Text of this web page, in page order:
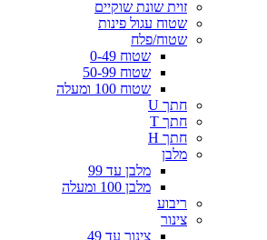
זוית שונת שוקיים
שטוח עגול פינות
שטוח/פלח
שטוח 0-49
שטוח 50-99
שטוח 100 ומעלה
חתך U
חתך T
חתך H
מלבן
מלבן עד 99
מלבן 100 ומעלה
ריבוע
צינור
צינור עד 49